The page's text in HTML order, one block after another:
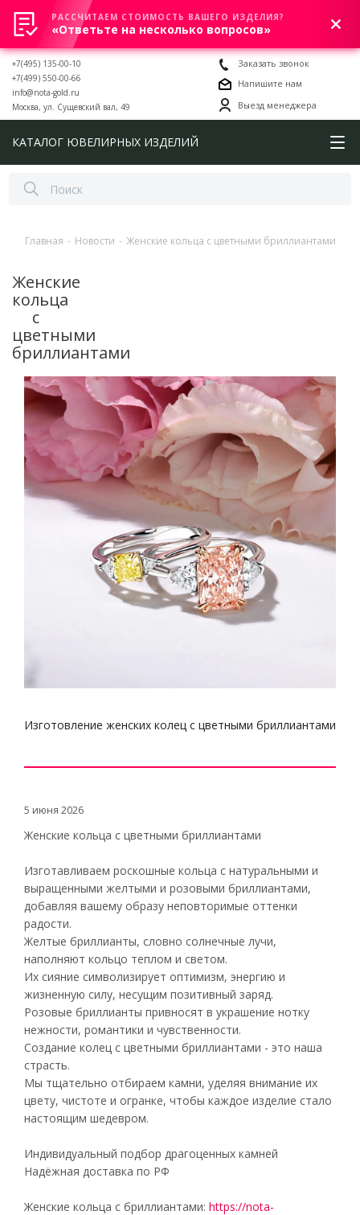
0
+7(495) 135-00-10
+7(499) 550-00-66
info@nota-gold.ru
Москва, ул. Сущевский вал, 49
Заказать звонок
Напишите нам
Выезд менеджера
КАТАЛОГ ЮВЕЛИРНЫХ ИЗДЕЛИЙ
Главная - Новости - Женские кольца с цветными бриллиантами
Женские
кольца
с
цветными
бриллиантами
Изготовление женских колец с цветными бриллиантами
5 июня 2026
Женские кольца с цветными бриллиантами
Изготавливаем роскошные кольца с натуральными и
выращенными желтыми и розовыми бриллиантами,
добавляя вашему образу неповторимые оттенки
радости.
Желтые бриллианты, словно солнечные лучи,
наполняют кольцо теплом и светом.
Их сияние символизирует оптимизм, энергию и
жизненную силу, несущим позитивный заряд.
Розовые бриллианты привносят в украшение нотку
нежности, романтики и чувственности.
Создание колец с цветными бриллиантами - это наша
страсть.
Мы тщательно отбираем камни, уделяя внимание их
цвету, чистоте и огранке, чтобы каждое изделие стало
настоящим шедевром.
Индивидуальный подбор драгоценных камней
Надёжная доставка по РФ
Женские кольца с бриллиантами: https://nota-
РАССЧИТАЕМ СТОИМОСТЬ ВАШЕГО ИЗДЕЛИЯ?
«Ответьте на несколько вопросов»